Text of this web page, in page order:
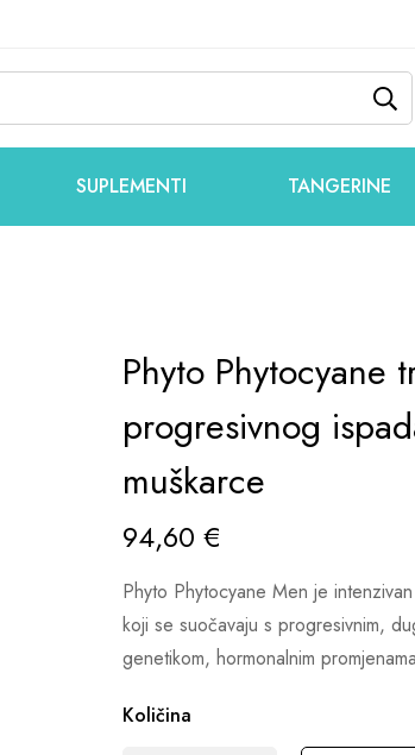
SUPLEMENTI TANGERINE
Phyto Phytocyane
progresivnog
muškarce
94,60 €
Phyto Phytocyane Men je
koji se suočavaju s progresivnim,
genetikom, hormonalnim
Količina